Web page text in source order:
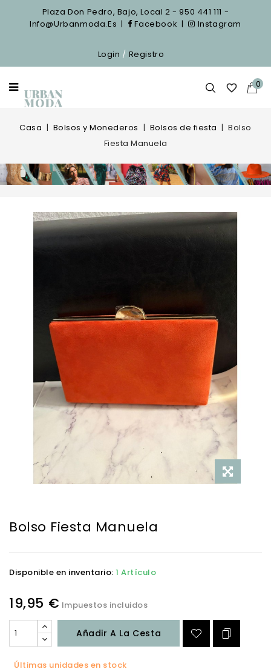
Plaza Don Pedro, Bajo, Local 2 - 950 441 111 -
Info@urbanmoda.es | Facebook | Instagram
Login / Registro
0

Casa Bolsos y Monederos Bolsos de fiesta
Bolso
Fiesta Manuela
Bolso Fiesta Manuela
Disponible en inventario: 1 Artículo
19,95 € Impuestos incluidos
Añadir A La Cesta
Últimas unidades en stock